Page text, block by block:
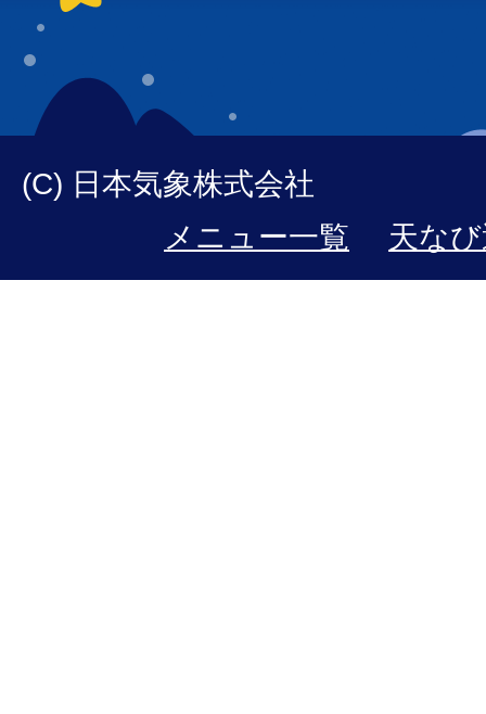
(C) 日本気象株式会社
メニュー一覧
天な